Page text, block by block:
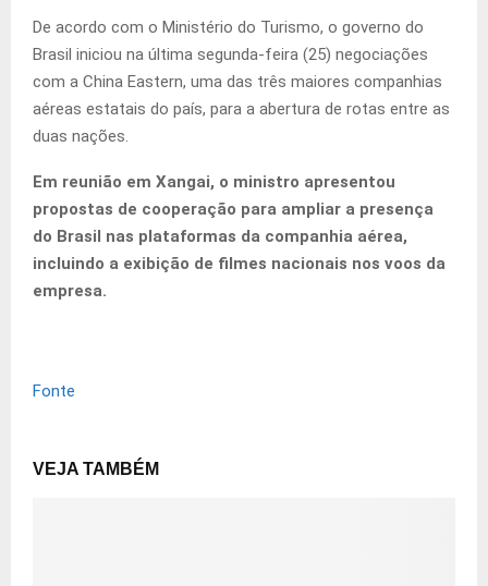
De acordo com o Ministério do Turismo, o governo do
Brasil iniciou na última segunda-feira (25) negociações
com a China Eastern, uma das três maiores companhias
aéreas estatais do país, para a abertura de rotas entre as
duas nações.
Em reunião em Xangai, o ministro apresentou
propostas de cooperação para ampliar a presença
do Brasil nas plataformas da companhia aérea,
incluindo a exibição de filmes nacionais nos voos da
empresa.
Fonte
VEJA TAMBÉM